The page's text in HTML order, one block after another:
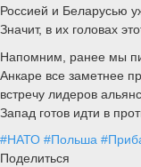
Россией и Беларусью
Значит, в их головах
Напомним, ранее мы
Анкаре все заметнее
встречу лидеров
Запад готов идти в
#НАТО #Польша
Поделиться